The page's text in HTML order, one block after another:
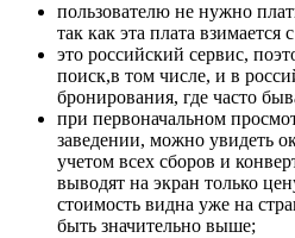
пользователю не нужно
так как эта плата взимается
это российский сервис,
поиск,в том числе, и в
бронирования, где часто
при первоначальном
заведении, можно увидеть
учетом всех сборов и
выводят на экран только
стоимость видна уже на
быть значительно выше;